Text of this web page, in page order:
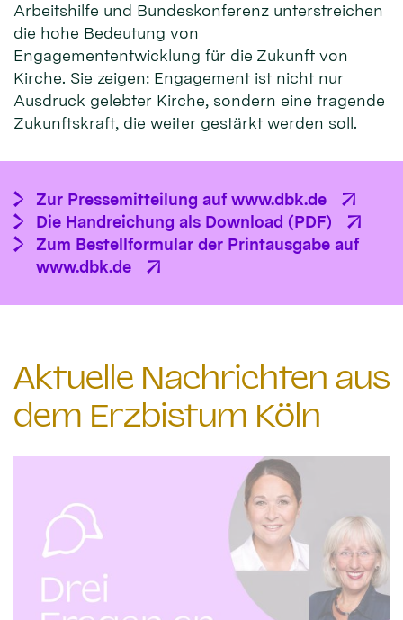
Arbeitshilfe und Bundeskonferenz unterstreichen
die hohe Bedeutung von
Engagemententwicklung für die Zukunft von
Kirche. Sie zeigen: Engagement ist nicht nur
Ausdruck gelebter Kirche, sondern eine tragende
Zukunftskraft, die weiter gestärkt werden soll.
Zur Pressemitteilung auf www.dbk.de
Die Handreichung als Download (PDF)
Zum Bestellformular der Printausgabe auf
www.dbk.de
Aktuelle Nachrichten aus
dem Erzbistum Köln